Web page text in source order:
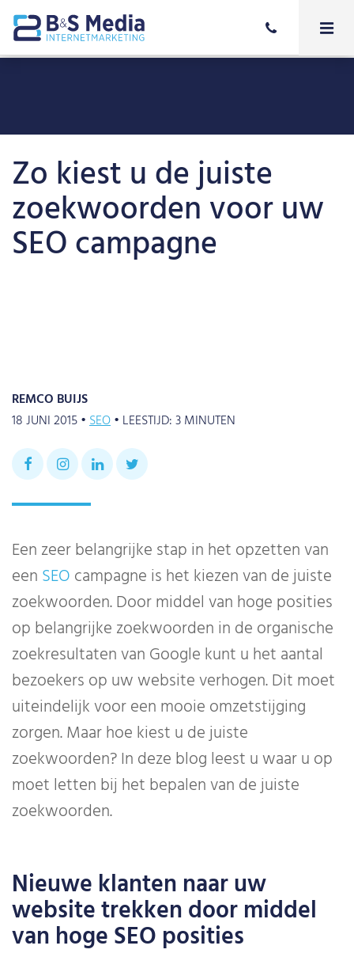
Zo kiest u de juiste
zoekwoorden voor uw
SEO campagne
REMCO BUIJS
18 JUNI 2015 •SEO• LEESTIJD:3MINUTEN
Een zeer belangrijke stap in het opzetten van
een SEO campagne is het kiezen van de juiste
zoekwoorden. Door middel van hoge posities
op belangrijke zoekwoorden in de organische
zoekresultaten van Google kunt u het aantal
bezoekers op uw website verhogen. Dit moet
uiteindelijk voor een mooie omzetstijging
zorgen. Maar hoe kiest u de juiste
zoekwoorden? In deze blog leest u waar u op
moet letten bij het bepalen van de juiste
zoekwoorden.
Nieuwe klanten naar uw
website trekken door middel
van hoge SEO posities